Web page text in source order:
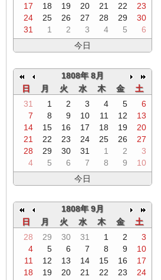
17
18 19 20 21 22
23
24
25 26 27 28 29
30
31
1 2 3 4 5
6
今日
1808年 8月
日
月 火 水 木 金
土
31
1 2 3 4 5
6
7
8 9 10 11 12
13
14
15 16 17 18 19
20
21
22 23 24 25 26
27
28
29 30 31 1 2
3
4
5 6 7 8 9
10
今日
1808年 9月
日
月 火 水 木 金
土
28
29 30 31 1 2
3
4
5 6 7 8 9
10
11
12 13 14 15 16
17
18
19 20 21 22 23
24